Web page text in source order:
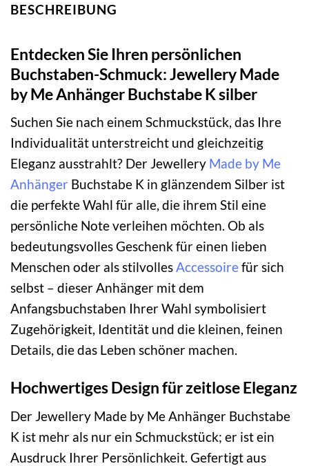
BESCHREIBUNG
Entdecken Sie Ihren persönlichen
Buchstaben-Schmuck: Jewellery Made
by Me Anhänger Buchstabe K silber
Suchen Sie nach einem Schmuckstück, das Ihre
Individualität unterstreicht und gleichzeitig
Eleganz ausstrahlt? Der Jewellery Made by Me
Anhänger Buchstabe K in glänzendem Silber ist
die perfekte Wahl für alle, die ihrem Stil eine
persönliche Note verleihen möchten. Ob als
bedeutungsvolles Geschenk für einen lieben
Menschen oder als stilvollesAccessoirefür sich
selbst – dieser Anhänger mit dem
Anfangsbuchstaben Ihrer Wahl symbolisiert
Zugehörigkeit, Identität und die kleinen, feinen
Details, die das Leben schöner machen.
Hochwertiges Design für zeitlose Eleganz
Der Jewellery Made by Me Anhänger Buchstabe
K ist mehr als nur ein Schmuckstück; er ist ein
Ausdruck Ihrer Persönlichkeit. Gefertigt aus